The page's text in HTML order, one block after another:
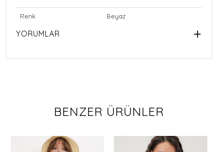
Renk Beyaz
YORUMLAR
BENZER ÜRÜNLER